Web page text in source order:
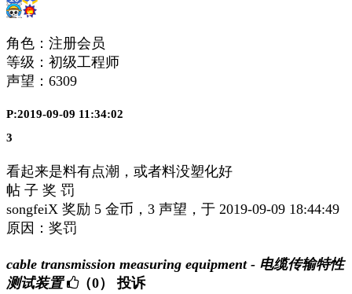
角色：注册会员
等级：初级工程师
声望： 6309
P:2019-09-09 11:34:02
3
看起来是料有点潮，或者料没塑化好
帖 子 奖 罚
songfeiX 奖励 5 金币，3 声望，于 2019-09-09 18:44:49
原因：奖罚
cable transmission measuring equipment - 电缆传输特性
测试装置
（0） 投诉